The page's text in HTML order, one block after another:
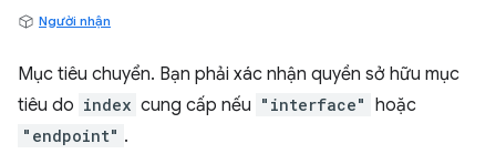
Người nhận
Mục tiêu chuyển. Bạn phải xác nhận quyền sở hữu mục
tiêu do index cung cấp nếu "interface" hoặc
"endpoint" .